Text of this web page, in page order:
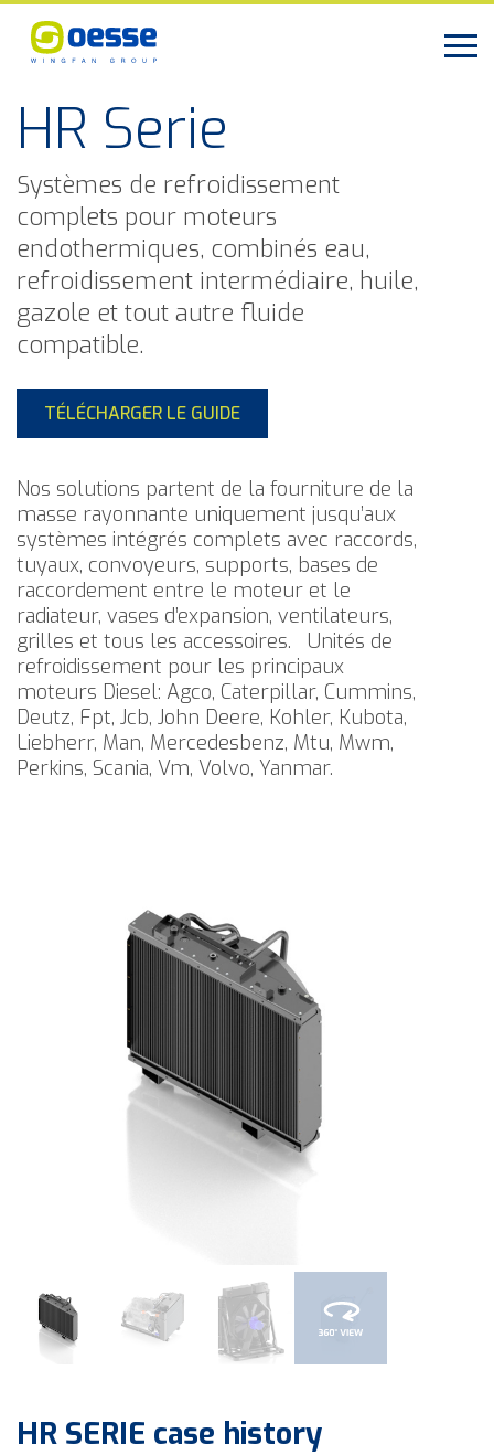
HR Serie
Systèmes de refroidissement
complets pour moteurs
endothermiques, combinés eau,
refroidissement intermédiaire, huile,
gazole et tout autre fluide
compatible.
TÉLÉCHARGER LE GUIDE
Nos solutions partent de la fourniture de la
masse rayonnante uniquement jusqu’aux
systèmes intégrés complets avec raccords,
tuyaux, convoyeurs, supports, bases de
raccordement entre le moteur et le
radiateur, vases d’expansion, ventilateurs,
grilles et tous les accessoires.
Unités de
refroidissement pour les principaux
moteurs Diesel: Agco, Caterpillar, Cummins,
Deutz, Fpt, Jcb, John Deere, Kohler, Kubota,
Liebherr, Man, Mercedesbenz, Mtu, Mwm,
Perkins, Scania, Vm, Volvo, Yanmar.
HR SERIE case history